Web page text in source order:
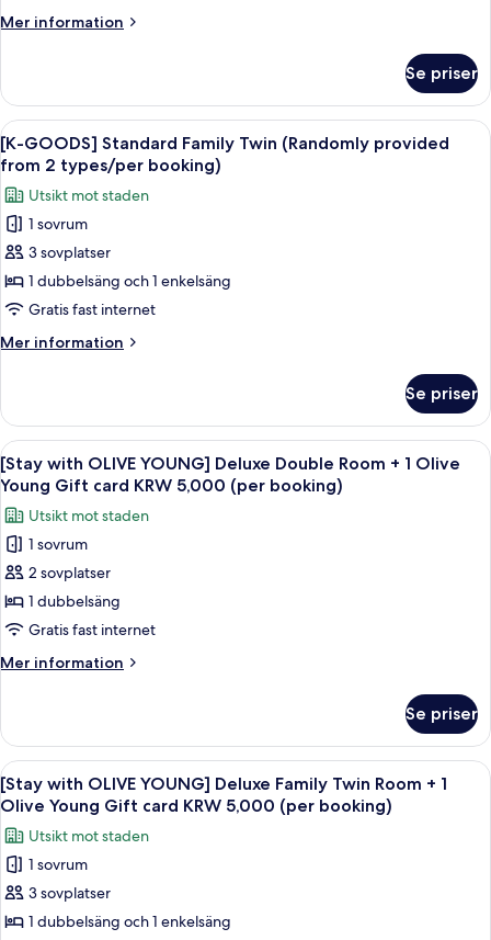
(Randomly
2
types/per
booking)
Mer information
Mer
GOODS]
Premier
Deluxe
Double
(Randomly
provided
from
2
types/per
Se priser
Öppna
alla
foton
för
[K-
GOODS]
Standard
Family
Twin
(Randomly
from
2
types/per
booking)
En nyckel med en metallring och en
7
[K-GOODS] Standard Family Twin (Randomly provided
from 2 types/per booking)
Utsikt mot staden
1 sovrum
3 sovplatser
1 dubbelsäng och 1 enkelsäng
Gratis fast internet
Mer information
Mer
GOODS]
Standard
Family
Twin
(Randomly
provided
from
2
types/per
booking)
Se priser
Öppna
alla
foton
för
[Stay
with
OLIVE
YOUNG]
Deluxe
Double
+
Olive
Young
Gift
card
KRW
5,000
(per
Sängtillbehör av högsta kvalitet och
7
[Stay with OLIVE YOUNG] Deluxe Double Room + 1 Olive
Young Gift card KRW 5,000 (per booking)
Utsikt mot staden
1 sovrum
2 sovplatser
1 dubbelsäng
Gratis fast internet
Mer information
Mer
with
OLIVE
YOUNG]
Deluxe
Room
+
Olive
Young
Se priser
Öppna
alla
foton
för
[Stay
with
OLIVE
Sängtillbehör av högsta kvalitet och
7
[Stay with OLIVE YOUNG] Deluxe Family Twin Room + 1
Olive Young Gift card KRW 5,000 (per booking)
Utsikt mot staden
1 sovrum
3 sovplatser
1 dubbelsäng och 1 enkelsäng